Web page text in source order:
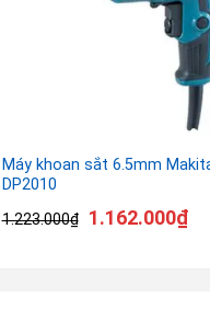
Máy khoan sắt 6.5mm
DP2010
1.223.000₫ 1.162.000₫